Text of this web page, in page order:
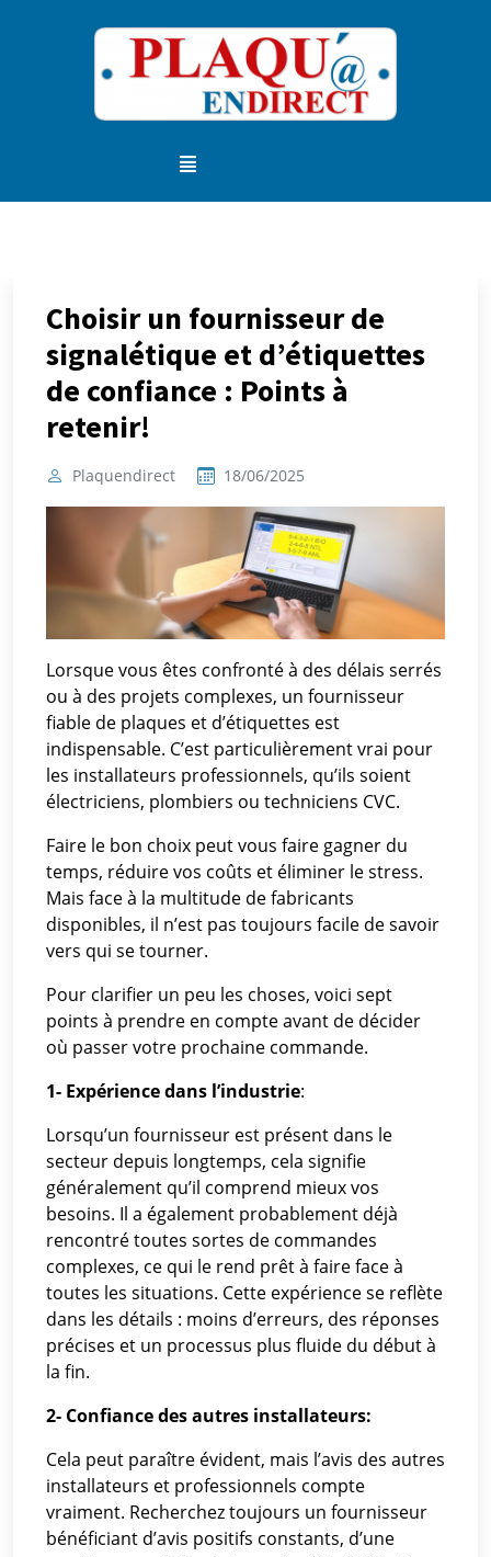
Choisir un fournisseur de
signalétique et d’étiquettes
de confiance : Points à
retenir!
Plaquendirect 18/06/2025
Lorsque vous êtes confronté à des délais serrés
ou à des projets complexes, un fournisseur
fiable de plaques et d’étiquettes est
indispensable. C’est particulièrement vrai pour
les installateurs professionnels, qu’ils soient
électriciens, plombiers ou techniciens CVC.
Faire le bon choix peut vous faire gagner du
temps, réduire vos coûts et éliminer le stress.
Mais face à la multitude de fabricants
disponibles, il n’est pas toujours facile de savoir
vers qui se tourner.
Pour clarifier un peu les choses, voici sept
points à prendre en compte avant de décider
où passer votre prochaine commande.
1- Expérience dans l’industrie:
Lorsqu’un fournisseur est présent dans le
secteur depuis longtemps, cela signifie
généralement qu’il comprend mieux vos
besoins. Il a également probablement déjà
rencontré toutes sortes de commandes
complexes, ce qui le rend prêt à faire face à
toutes les situations. Cette expérience se reflète
dans les détails : moins d’erreurs, des réponses
précises et un processus plus fluide du début à
la fin.
2- Confiance des autres installateurs:
Cela peut paraître évident, mais l’avis des autres
installateurs et professionnels compte
vraiment. Recherchez toujours un fournisseur
bénéficiant d’avis positifs constants, d’une